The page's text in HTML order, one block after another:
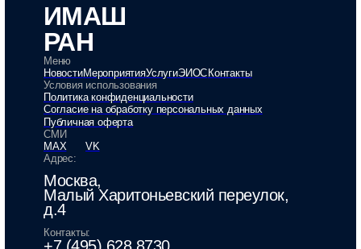
ИМАШ
РАН
Меню
НовостиМероприятияУслугиЭИОСКонтакты
Условия использования
Политика конфиденциальности
Согласие на обработку персональных данных
Публичная оферта
СМИ
MAX
VK
Адрес:
Москва,
Малый Харитоньевский переулок,
д.4
Контакты:
+7 (495) 628 8730